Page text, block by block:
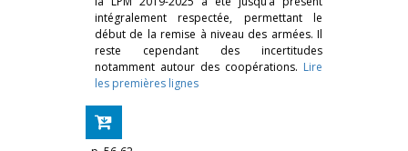
intégralement respectée, permettant le
début de la remise à niveau des armées. Il
reste cependant des incertitudes
notamment autour des coopérations. Lire
les premières lignes